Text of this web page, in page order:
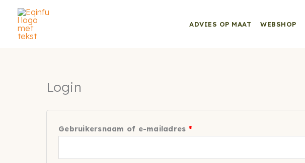
ADVIES OP MAAT WEBSHOP
Login
Gebruikersnaam of e-mailadres *Vereist